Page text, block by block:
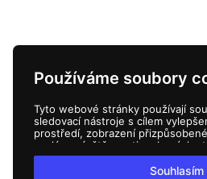
Používáme soubory
Tyto webové stránky používají
sledovací nástroje s cílem
prostředí, zobrazení
analýzy návštěvnosti webových
návštěvnosti.
Souhlasím